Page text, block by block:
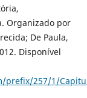
Organizado por
De Paula,
Disponível
257/1/